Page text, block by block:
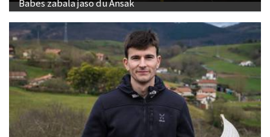
Babes zabala jaso du Ansak